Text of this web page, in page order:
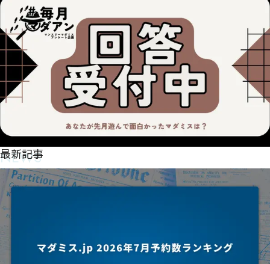
鄘湕莝哢絑墫㙠哬㛅㛐㜎㜒㛓㚱㚲㛋㛏㚮㛊舝㚸㛷塥峘㛘㚴㛾飷㜇婌㜁塲㛐㛙水獑㛉墢沍㚂㛘㛍㛚㛡
㜑㛒婶螅㛩㛭㛪商磶㛚鄿㛺㛿㛝㚔姕墛㜁澳邦㛲㜥壨㜇酜溙泡鰳㛭菤唩㛻㜋㛽㜥㜋㜈㚬
楂耖㜗㝒㝠㝩㞚㞧㝇萂㜝㚹萉拺㝣㞚㜬辍壆㝊蛆㜪㜚㜪㝶㝪㞏犂扼祹㜹猦嫚㝠縏㜫㝚㝞拗犎㛗㞎㞾㟔
㞑㝜辪壣㝧蛣㝇㜷㝇㞾㞜㝏莀瓫㜼㝴㝈㛬萭㝻㝐㝔㝮㝼㝡㝅㝡喀喯㝥㝂㝢㞃飇怢㝦迌夅㞉㞒城㝆㝩㝈
㝤؎㝤㞔㝧㞖鉱拫报㜏嗥葔蕥㞀㟌㟥㞹؟㝶㞙㜚葪溷㟆㠙㠇㟃㞀㞎㞊㝧㝪㝸㞎㞎葬蕽㞙硌喷抅蓈㞈㞻㞄
㞚㞞㞞㞘㞕㞥㞘㞜㞙㜽
㞨㞉㝁繠㞰㟴㟨㠍猀拺秷㞩㞭㞪㠁㠶㞼娤熯㟀㝞湓霥㞗㟩㟕㟢㠌㠹㡀㠧㠎㡚㠖㡇㡔㞮嬹㟰㟋㟐㞫㞳㟲
悄奱逻奴㟑㟕㟻㟙枏㟖㟚猯㟍㟖㞅㟡㞾㟁斴嘷㟩㟮箆酤㟙㟎㟱㠐㠈㟵㟨㟬㟩㟗㞍蠿㟴㟽鄺㟿㡃㠷㡜㟠
㠟㠅㞤架㟽㟺㠥㟶㟮㠊迬婶㠍膞㟿㞲㠎㠕赓鸟㠼宂㟽㠓㠜㠱㠞㠺㠉㠂㞵鵼嫱螼㢢㡣㠨㢒㢨㡡㢢㢻㠯㟍
蔒搃覮始㠴洠㠐㠕獅庫㠷㠷㠱㠮㠸㠕㠘㡢㠥㠼㠯㡄㟥㡁㠱㠺㡦ꀱ㡅㠥㡊㠻㠦㡉㠨㡄㟨
蔹鋀܅嫁牌㡝枲㡞嵀ꀾ㡚㠶㢀۾絜臨ܓ㡣㡁㡏㢊܇
NEWS
最新記事